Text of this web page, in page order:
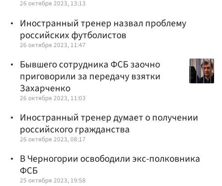
26 октября 2023, 13:13
Иностранный тренер назвал проблему
российских футболистов
26 октября 2023, 11:47
Бывшего сотрудника ФСБ заочно
приговорили за передачу взятки
Захарченко
26 октября 2023, 11:03
Иностранный тренер думает о получении
российского гражданства
26 октября 2023, 08:17
В Черногории освободили экс-полковника
ФСБ
25 октября 2023, 19:58